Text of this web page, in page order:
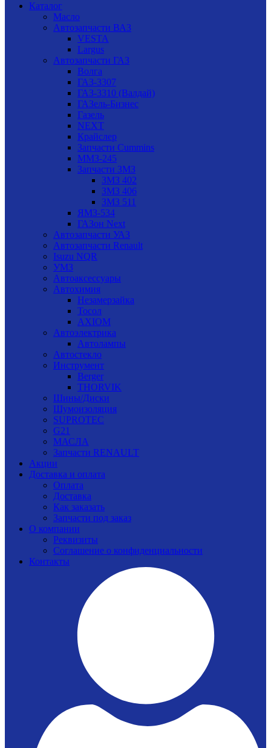
Каталог
Масло
Автозапчасти ВАЗ
VESTA
Largus
Автозапчасти ГАЗ
Волга
ГАЗ-3307
ГАЗ-3310 (Валдай)
ГАЗель-Бизнес
Газель
NEXT
Крайслер
Запчасти Cummins
ММЗ-245
Запчасти ЗМЗ
ЗМЗ 402
ЗМЗ 406
ЗМЗ 511
ЯМЗ-534
ГАЗон Next
Автозапчасти УАЗ
Автозапчасти Renault
Isuzu NQR
УМЗ
Автоаксессуары
Автохимия
Незамерзайка
Тосол
AXIOM
Автоэлектрика
Автолампы
Автостекло
Инструмент
Berger
THORVIK
Шины/Диски
Шумоизоляция
SUPROTEC
G21
МАСЛА
Запчасти RENAULT
Акции
Доставка и оплата
Оплата
Доставка
Как заказать
Запчасти под заказ
О компании
Реквизиты
Соглашение о конфиденциальности
Контакты